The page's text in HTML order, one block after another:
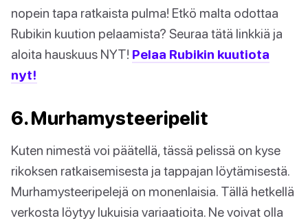
nopein tapa ratkaista pulma! Etkö malta odottaa
Rubikin kuution pelaamista? Seuraa tätä linkkiä ja
aloita hauskuus NYT! Pelaa Rubikin kuutiota
nyt!
6. Murhamysteeripelit
Kuten nimestä voi päätellä, tässä pelissä on kyse
rikoksen ratkaisemisesta ja tappajan löytämisestä.
Murhamysteeripelejä on monenlaisia. Tällä hetkellä
verkosta löytyy lukuisia variaatioita. Ne voivat olla